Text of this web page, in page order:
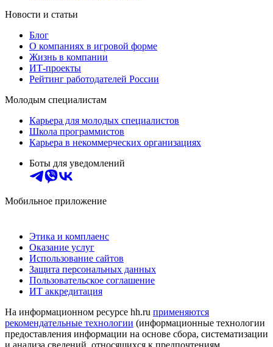
Новости и статьи
Блог
О компаниях в игровой форме
Жизнь в компании
ИТ-проекты
Рейтинг работодателей России
Молодым специалистам
Карьера для молодых специалистов
Школа программистов
Карьера в некоммерческих организациях
Боты для уведомлений
Мобильное приложение
Этика и комплаенс
Оказание услуг
Использование сайтов
Защита персональных данных
Пользовательское соглашение
ИТ аккредитация
На информационном ресурсе hh.ru применяются
рекомендательные технологии (информационные технологии
предоставления информации на основе сбора, систематизации